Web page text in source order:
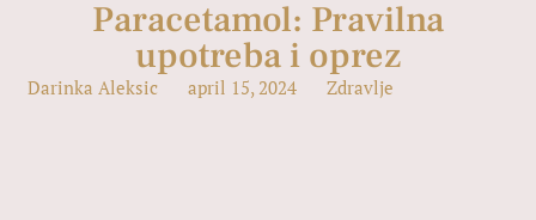
Paracetamol: Pravilna
upotreba i oprez
Darinka Aleksic april 15, 2024 Zdravlje